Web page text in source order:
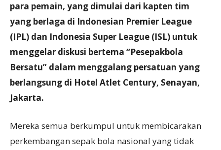
para pemain, yang dimulai dari kapten tim
yang berlaga di Indonesian Premier League
(IPL) dan Indonesia Super League (ISL) untuk
menggelar diskusi bertema “Pesepakbola
Bersatu” dalam menggalang persatuan yang
berlangsung di Hotel Atlet Century, Senayan,
Jakarta.
Mereka semua berkumpul untuk membicarakan
perkembangan sepak bola nasional yang tidak